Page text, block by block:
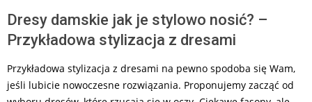
Dresy damskie jak je stylowo nosić? –
Przykładowa stylizacja z dresami
Przykładowa stylizacja z dresami na pewno spodoba się Wam,
jeśli lubicie nowoczesne rozwiązania. Proponujemy zacząć od